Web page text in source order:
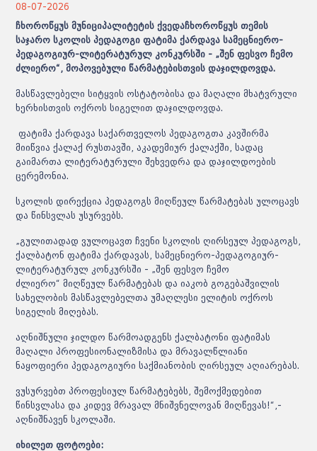
08-07-2026
ჩხოროწყუს მუნიციპალიტეტის ქვედაჩხოროწყუს თემის
საჯარო სკოლის პედაგოგი ფატიმა ქარდავასამეცნიერო-
პედაგოგიურ-ლიტერატურულ კონკურსში - „შენფესვო ჩემო
ძლიერო“, მოპოვებული წარმატებისთვის დაჯილდოვდა.
მასწავლებელი სიტყვის ოსტატობისა და მაღალი მხატვრული
ხერხისთვის ოქროს სიგელით დაჯილდოვდა.
ფატიმა ქარდავა საქართველოს პედაგოგთა კავშირმა
მიიწვია ქალაქ რუსთავში, აკადემიურ ქალაქში, სადაც
გაიმართა ლიტერატურული შეხვედრა და დაჯილდოების
ცერემონია.
სკოლის დირექცია პედაგოგს მიღწეულ წარმატებას ულოცავს
და წინსვლას უსურვებს.
„გულითადად ვულოცავთ ჩვენი სკოლის ღირსეულ პედაგოგს,
ქალბატონ ფატიმა ქარდავას,სამეცნიერო-პედაგოგიურ-
ლიტერატურულ კონკურსში - „შენფესვო ჩემო
ძლიერო“ მიღწეულ წარმატებას და იაკობ გოგებაშვილის
სახელობის მასწავლებელთა უმაღლესი ელიტის ოქროს
სიგელის მიღებას.
აღნიშნული ჯილდო წარმოადგენს ქალბატონიფატიმას
მაღალი პროფესიონალიზმისა და მრავალწლიანი
ნაყოფიერი პედაგოგიური საქმიანობის ღირსეულ აღიარებას.
ვუსურვებთ პროფესიულ წარმატებებს, შემოქმედებით
წინსვლასა და კიდევ მრავალ მნიშვნელოვან მიღწევას!“,-
აღნიშნავენ სკოლაში.
იხილეთ ფოტოები: